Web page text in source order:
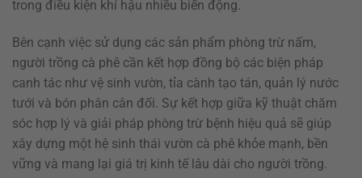
trong điều kiện khí hậu nhiều biến động.
Bên cạnh việc sử dụng các sản phẩm phòng trừ nấm,
người trồng cà phê cần kết hợp đồng bộ các biện pháp
canh tác như vệ sinh vườn, tỉa cành tạo tán, quản lý nước
tưới và bón phân cân đối. Sự kết hợp giữa kỹ thuật chăm
sóc hợp lý và giải pháp phòng trừ bệnh hiệu quả sẽ giúp
xây dựng một hệ sinh thái vườn cà phê khỏe mạnh, bền
vững và mang lại giá trị kinh tế lâu dài cho người trồng.